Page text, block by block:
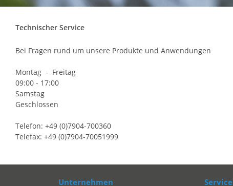
Technischer Service
Bei Fragen rund um unsere Produkte und Anwendungen
Montag - Freitag
09:00 - 17:00
Samstag
Geschlossen
Telefon: +49 (0)7904-700360
Telefax: +49 (0)7904-70051999
Unternehmen Service